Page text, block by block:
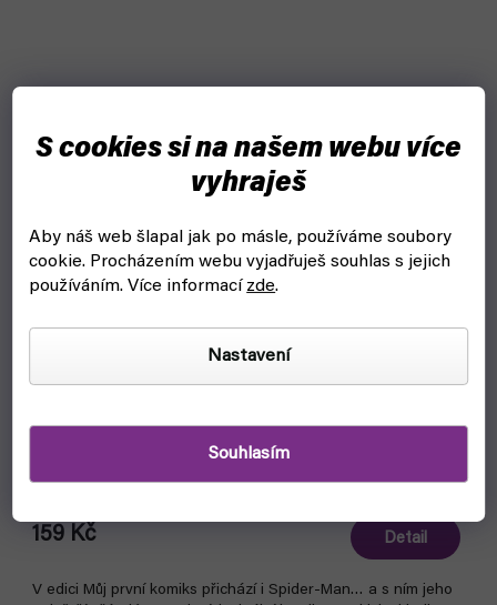
S cookies si na našem webu více
vyhraješ
Aby náš web šlapal jak po másle, používáme soubory
cookie. Procházením webu vyjadřuješ souhlas s jejich
používáním. Více informací zde.
Nastavení
Souhlasím
MPK 2: Spider-Man - Velká moc, velká odpovědnost
159 Kč Detail
V edici Můj první komiks přichází i Spider-Man… a s ním jeho